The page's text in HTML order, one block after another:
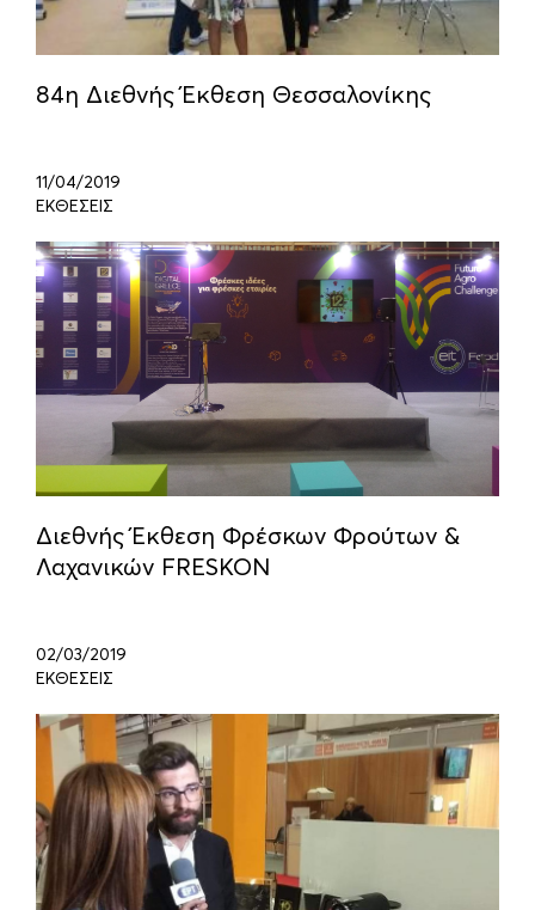
84η Διεθνής Έκθεση Θεσσαλονίκης
11/04/2019
ΕΚΘΕΣΕΙΣ
Διεθνής Έκθεση Φρέσκων Φρούτων &
Λαχανικών FRESKON
02/03/2019
ΕΚΘΕΣΕΙΣ